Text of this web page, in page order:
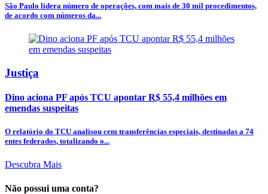
São Paulo lidera número de operações, com mais de 30 mil procedimentos,
de acordo com números da...
Justiça
Dino aciona PF após TCU apontar R$ 55,4 milhões em
emendas suspeitas
O relatório do TCU analisou cem transferências especiais, destinadas a 74
entes federados, totalizando o...
Descubra Mais
Não possui uma conta?